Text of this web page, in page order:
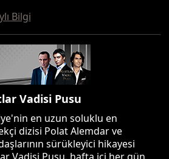
Bilgi
Vadisi Pusu
en uzun soluklu en
dizisi Polat Alemdar ve
sürükleyici hikayesi